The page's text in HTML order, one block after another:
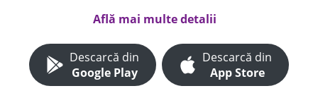
Află mai multe detalii
Descarcă din
Google Play
Descarcă din
App Store